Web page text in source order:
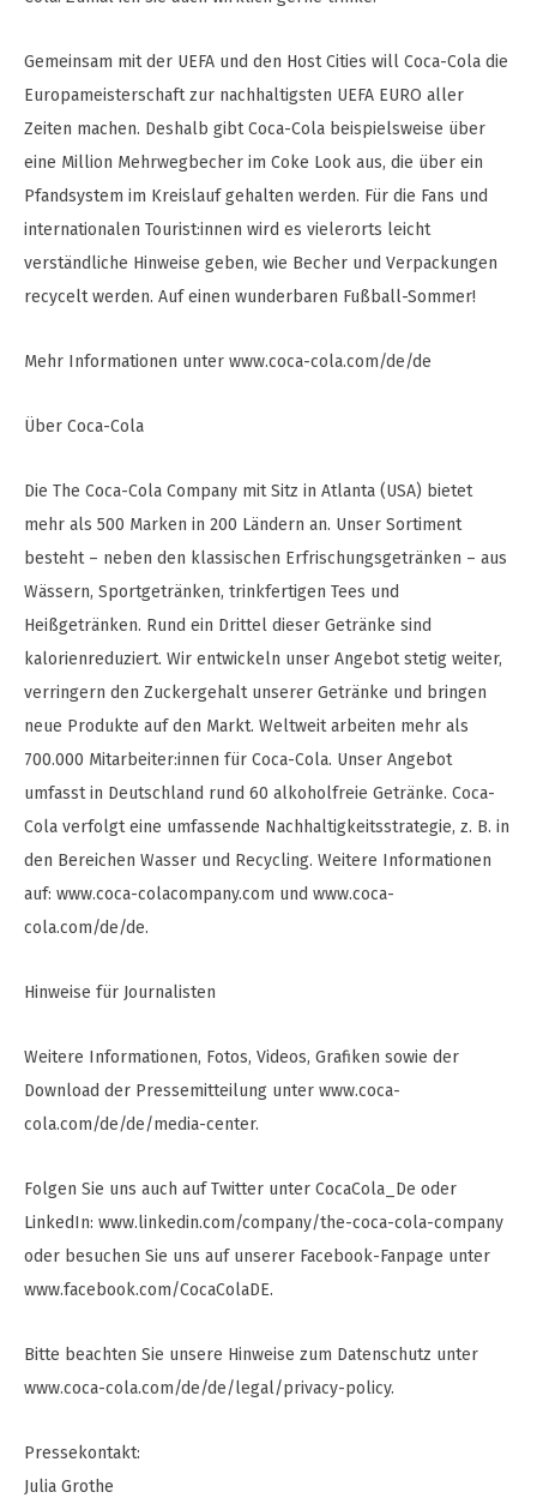
Gemeinsam mit der UEFA und den Host Cities will Coca-Cola die
Europameisterschaft zur nachhaltigsten UEFA EURO aller
Zeiten machen. Deshalb gibt Coca-Cola beispielsweise über
eine Million Mehrwegbecher im Coke Look aus, die über ein
Pfandsystem im Kreislauf gehalten werden. Für die Fans und
internationalen Tourist:innen wird es vielerorts leicht
verständliche Hinweise geben, wie Becher und Verpackungen
recycelt werden. Auf einen wunderbaren Fußball-Sommer!
Mehr Informationen unter www.coca-cola.com/de/de
Über Coca-Cola
Die The Coca-Cola Company mit Sitz in Atlanta (USA) bietet
mehr als 500 Marken in 200 Ländern an. Unser Sortiment
besteht – neben den klassischen Erfrischungsgetränken – aus
Wässern, Sportgetränken, trinkfertigen Tees und
Heißgetränken. Rund ein Drittel dieser Getränke sind
kalorienreduziert. Wir entwickeln unser Angebot stetig weiter,
verringern den Zuckergehalt unserer Getränke und bringen
neue Produkte auf den Markt. Weltweit arbeiten mehr als
700.000 Mitarbeiter:innen für Coca-Cola. Unser Angebot
umfasst in Deutschland rund 60 alkoholfreie Getränke. Coca-
Cola verfolgt eine umfassende Nachhaltigkeitsstrategie, z. B. in
den Bereichen Wasser und Recycling. Weitere Informationen
auf: www.coca-colacompany.com und www.coca-
cola.com/de/de.
Hinweise für Journalisten
Weitere Informationen, Fotos, Videos, Grafiken sowie der
Download der Pressemitteilung unter www.coca-
cola.com/de/de/media-center.
Folgen Sie uns auch auf Twitter unter CocaCola_De oder
LinkedIn: www.linkedin.com/company/the-coca-cola-company
oder besuchen Sie uns auf unserer Facebook-Fanpage unter
www.facebook.com/CocaColaDE.
Bitte beachten Sie unsere Hinweise zum Datenschutz unter
www.coca-cola.com/de/de/legal/privacy-policy.
Pressekontakt:
Julia Grothe